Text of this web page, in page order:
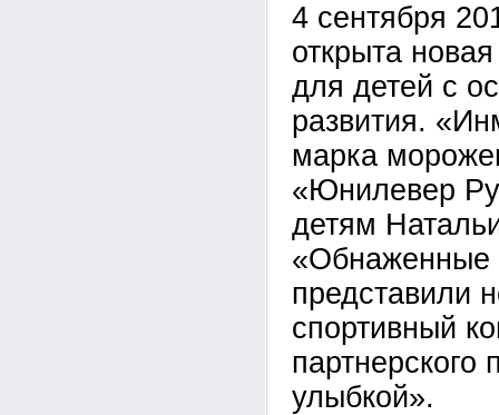
4 сентября
открыта
для детей с
развития.
марка
«Юнилевер
детям
«Обнаженные
представили
спортивный
партнерского
улыбкой».